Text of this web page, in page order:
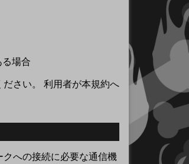
場合
さい。 利用者が本規約へ
への接続に必要な通信機